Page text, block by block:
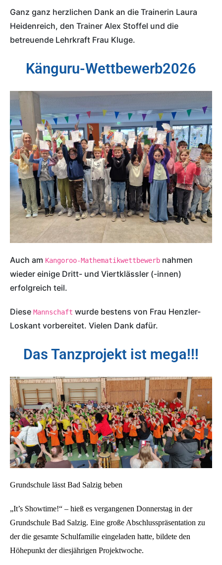
Ganz ganz herzlichen Dank an die Trainerin Laura
Heidenreich, den Trainer Alex Stoffel und die
betreuende Lehrkraft Frau Kluge.
Känguru-Wettbewerb2026
Auch am Kangoroo-Mathematikwettbewerb nahmen
wieder einige Dritt- und Viertklässler (-innen)
erfolgreich teil.
Diese Mannschaft wurde bestens von Frau Henzler-
Loskant vorbereitet. Vielen Dank dafür.
Das Tanzprojekt ist mega!!!
Grundschule lässt Bad Salzig beben
„It’s Showtime!“ – hieß es vergangenen Donnerstag in der
Grundschule Bad Salzig. Eine große Abschlusspräsentation zu
der die gesamte Schulfamilie eingeladen hatte, bildete den
Höhepunkt der diesjährigen Projektwoche.